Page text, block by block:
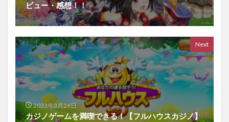
ビュー・感想！！
Next
2023年3月26日
カジノゲームを満喫できる！【フルハウスカジノ】